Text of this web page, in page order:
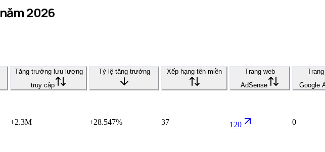
2026
Tăng trưởng lưu lượng
truy cập
Tỷ lệ tăng trưởng Xếp hạng tên miền
Trang web
AdSense
Google
+2.3M +28.547% 37 120 0